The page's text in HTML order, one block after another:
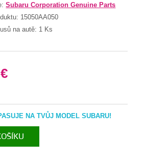
Subaru Corporation Genuine Parts
15050AA050
na autě: 1 Ks
NA TVŮJ MODEL SUBARU!